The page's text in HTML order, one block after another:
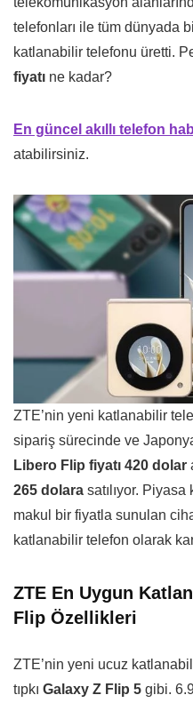
telefonları ile tüm dünyada
katlanabilir telefonu üretti.
fiyatı ne kadar?
En güncel akıllı telefon
atabilirsiniz.
ZTE’nin yeni katlanabilir
sipariş sürecinde ve
Libero Flip fiyatı 420 dolar
265 dolara satılıyor.
makul bir fiyatla sunulan
katlanabilir telefon olarak
ZTE En Uygun
Flip Özellikleri
ZTE’nin yeni ucuz
tıpkı Galaxy Z Flip 5 gibi.